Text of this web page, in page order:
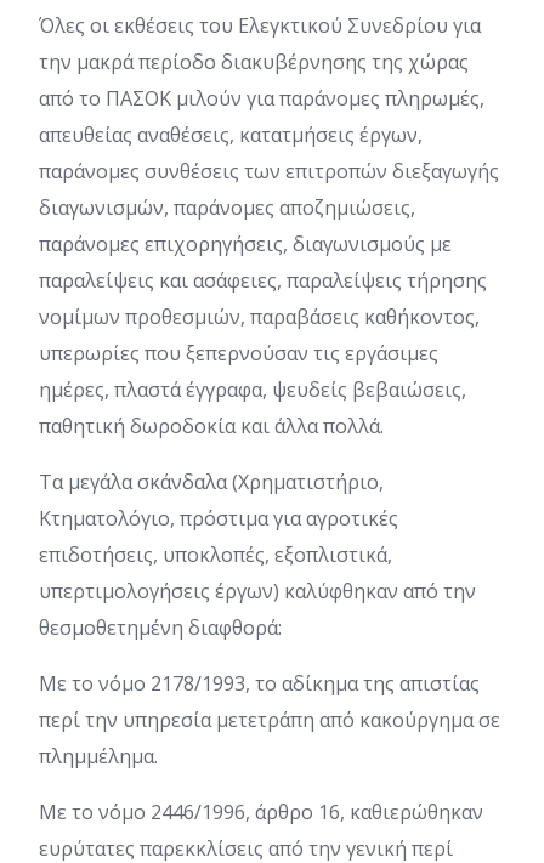
Όλες οι εκθέσεις του Ελεγκτικού Συνεδρίου για
την μακρά περίοδο διακυβέρνησης της χώρας
από το ΠΑΣΟΚ μιλούν για παράνομες πληρωμές,
απευθείας αναθέσεις, κατατμήσεις έργων,
παράνομες συνθέσεις των επιτροπών διεξαγωγής
διαγωνισμών, παράνομες αποζημιώσεις,
παράνομες επιχορηγήσεις, διαγωνισμούς με
παραλείψεις και ασάφειες, παραλείψεις τήρησης
νομίμων προθεσμιών, παραβάσεις καθήκοντος,
υπερωρίες που ξεπερνούσαν τις εργάσιμες
ημέρες, πλαστά έγγραφα, ψευδείς βεβαιώσεις,
παθητική δωροδοκία και άλλα πολλά.
Τα μεγάλα σκάνδαλα (Χρηματιστήριο,
Κτηματολόγιο, πρόστιμα για αγροτικές
επιδοτήσεις, υποκλοπές, εξοπλιστικά,
υπερτιμολογήσεις έργων) καλύφθηκαν από την
θεσμοθετημένη διαφθορά:
Με το νόμο 2178/1993, το αδίκημα της απιστίας
περί την υπηρεσία μετετράπη από κακούργημα σε
πλημμέλημα.
Με το νόμο 2446/1996, άρθρο 16, καθιερώθηκαν
ευρύτατες παρεκκλίσεις από την γενική περί